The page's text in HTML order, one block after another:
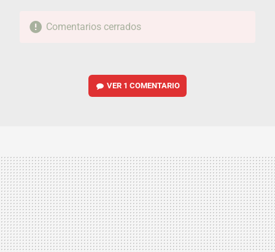
Comentarios cerrados
VER 1 COMENTARIO